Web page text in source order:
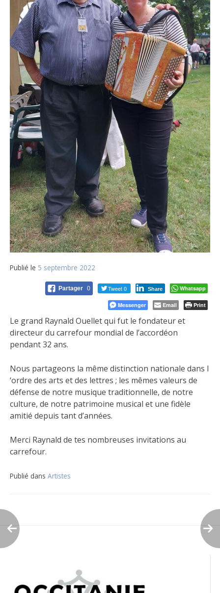
Publié le 5 septembre 2022
Partager 0 Tweet 0 Share Whatsapp
Messenger Email Print
Le grand Raynald Ouellet qui fut le fondateur et
directeur du carrefour mondial de l’accordéon
pendant 32 ans.
Nous partageons la même distinction nationale dans l
‘ordre des arts et des lettres ; les mêmes valeurs de
défense de notre musique traditionnelle, de notre
culture, de notre patrimoine musical et une fidèle
amitié depuis tant d’années.
Merci Raynald de tes nombreuses invitations au
carrefour.
Publié dans Artistes
de
l’article